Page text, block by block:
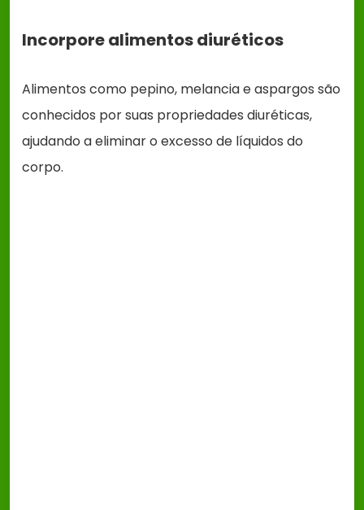
Incorpore alimentos diuréticos
Alimentos como pepino, melancia e aspargos são
conhecidos por suas propriedades diuréticas,
ajudando a eliminar o excesso de líquidos do
corpo.